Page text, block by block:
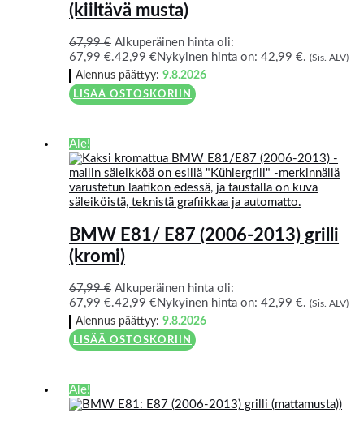
(kiiltävä musta)
67,99€ Alkuperäinen hinta oli:
67,99 €.42,99€Nykyinen hinta on: 42,99 €. (Sis. ALV)
Alennus päättyy:9.8.2026
LISÄÄ OSTOSKORIIN
Ale!
BMW E81/ E87 (2006-2013) grilli
(kromi)
67,99€ Alkuperäinen hinta oli:
67,99 €.42,99€Nykyinen hinta on: 42,99 €. (Sis. ALV)
Alennus päättyy:9.8.2026
LISÄÄ OSTOSKORIIN
Ale!